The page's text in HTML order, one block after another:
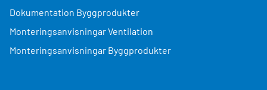
Dokumentation Byggprodukter
Monteringsanvisningar Ventilation
Monteringsanvisningar Byggprodukter